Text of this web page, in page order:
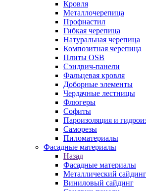
Кровля
Металлочерепица
Профнастил
Гибкая черепица
Натуральная черепица
Композитная черепица
Плиты OSB
Сэндвич-панели
Фальцевая кровля
Доборные элементы
Чердачные лестницы
Флюгеры
Софиты
Пароизоляция и
Саморезы
Пиломатериалы
Фасадные материалы
Назад
Фасадные материалы
Металлический сайдинг
Виниловый сайдинг